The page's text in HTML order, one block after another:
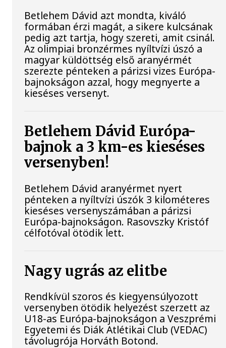
Betlehem Dávid azt mondta, kiváló
formában érzi magát, a sikere kulcsának
pedig azt tartja, hogy szereti, amit csinál.
Az olimpiai bronzérmes nyíltvízi úszó a
magyar küldöttség első aranyérmét
szerezte pénteken a párizsi vizes Európa-
bajnokságon azzal, hogy megnyerte a
kieséses versenyt.
Betlehem Dávid Európa-
bajnok a 3 km-es kieséses
versenyben!
Betlehem Dávid aranyérmet nyert
pénteken a nyíltvízi úszók 3 kilométeres
kieséses versenyszámában a párizsi
Európa-bajnokságon. Rasovszky Kristóf
célfotóval ötödik lett.
Nagy ugrás az elitbe
Rendkívül szoros és kiegyensúlyozott
versenyben ötödik helyezést szerzett az
U18-as Európa-bajnokságon a Veszprémi
Egyetemi és Diák Atlétikai Club (VEDAC)
távolugrója Horváth Botond.